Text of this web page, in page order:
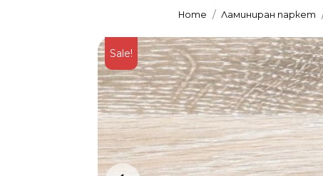
Home Ламиниран паркет
Sale!